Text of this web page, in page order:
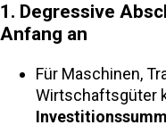
1. Degressive
Anfang an
Für Maschinen,
Wirtschaftsgüter